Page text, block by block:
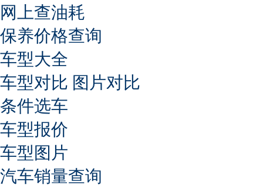
网上查油耗
保养价格查询
车型大全
车型对比 图片对比
条件选车
车型报价
车型图片
汽车销量查询